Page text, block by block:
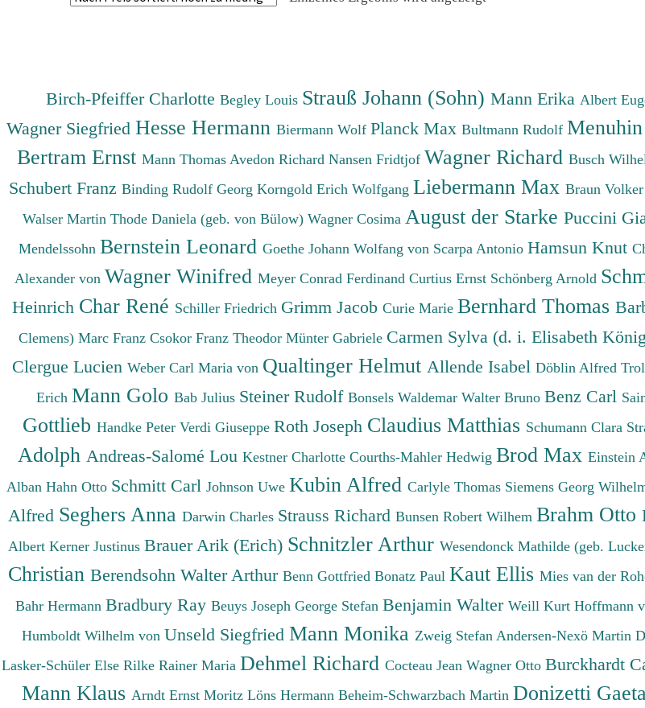
Birch-Pfeiffer CharlotteBegley Louis Strauß Johann (Sohn)Mann Erika Albert
Wagner Siegfried Hesse Hermann Biermann Wolf Planck Max Bultmann Rudolf
Bertram Ernst Mann Thomas Avedon Richard Nansen Fridtjof Wagner Richard Busch
Schubert Franz Binding Rudolf Georg Korngold Erich Wolfgang Liebermann Max Braun Volker
Walser Martin Thode Daniela (geb. von Bülow) Wagner Cosima August der Starke Puccini
Mendelssohn Bernstein Leonard Goethe Johann Wolfang von Scarpa Antonio Hamsun Knut
Alexander von Wagner Winifred Meyer Conrad Ferdinand Curtius Ernst Schönberg Arnold
Heinrich Char René Schiller Friedrich Grimm Jacob Curie Marie Bernhard Thomas
Clemens) Marc Franz Csokor Franz Theodor Münter Gabriele Carmen Sylva (d. i. Elisabeth
Clergue Lucien Weber Carl Maria von Qualtinger Helmut Allende Isabel Döblin Alfred
Erich Mann Golo Bab Julius Steiner Rudolf Bonsels Waldemar Walter Bruno Benz Carl
Gottlieb Handke Peter Verdi Giuseppe Roth Joseph Claudius Matthias Schumann Clara
Adolph Andreas-Salomé Lou Kestner Charlotte Courths-Mahler Hedwig Brod Max Einstein
Alban Hahn Otto Schmitt Carl Johnson Uwe Kubin Alfred Carlyle Thomas Siemens Georg
Alfred Seghers Anna Darwin Charles Strauss Richard Bunsen Robert Wilhem Brahm Otto
Albert Kerner Justinus Brauer Arik (Erich) Schnitzler Arthur Wesendonck Mathilde (geb.
Christian Berendsohn Walter Arthur Benn Gottfried Bonatz Paul Kaut Ellis Mies van der
Bahr Hermann Bradbury Ray Beuys Joseph George Stefan Benjamin Walter Weill Kurt Hoffmann
Humboldt Wilhelm von Unseld Siegfried Mann Monika Zweig Stefan Andersen-Nexö Martin
Lasker-Schüler Else Rilke Rainer Maria Dehmel Richard Cocteau Jean Wagner Otto Burckhardt
Mann Klaus Arndt Ernst Moritz Löns Hermann Beheim-Schwarzbach Martin Donizetti